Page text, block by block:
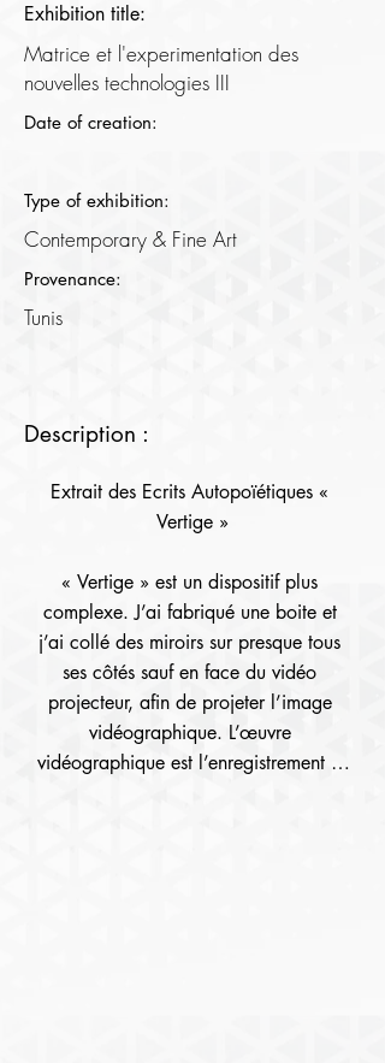
Exhibition title:
Matrice et l'experimentation des
nouvelles technologies III
Date of creation:
Type of exhibition:
Contemporary & Fine Art
Provenance:
Tunis
Description :
Extrait des Ecrits Autopoïétiques «
Vertige »
« Vertige » est un dispositif plus
complexe. J’ai fabriqué une boite et
j’ai collé des miroirs sur presque tous
ses côtés sauf en face du vidéo
projecteur, afin de projeter l’image
vidéographique. L’œuvre
vidéographique est l’enregistrement à